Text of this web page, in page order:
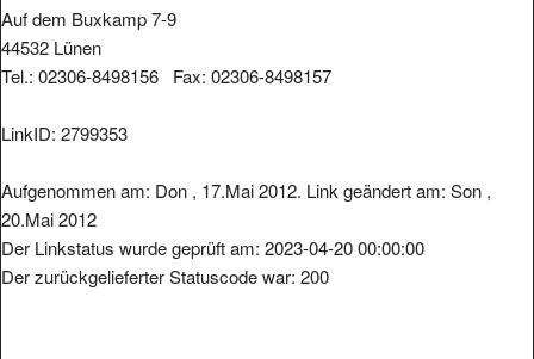
Auf dem Buxkamp 7-9
44532 Lünen
Tel.: 02306-8498156 Fax: 02306-8498157
LinkID: 2799353
Aufgenommen am: Don , 17.Mai 2012. Link geändert am: Son ,
20.Mai 2012
Der Linkstatus wurde geprüft am: 2023-04-20 00:00:00
Der zurückgelieferter Statuscode war: 200